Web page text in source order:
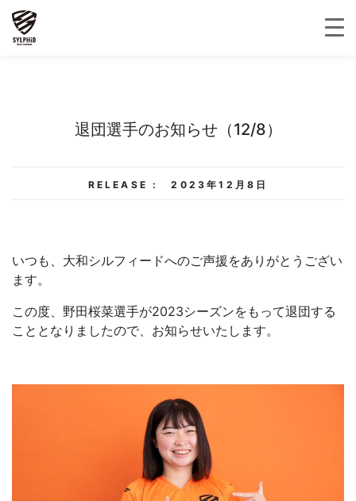
退団選手のお知らせ（12/8）
RELEASE : 2023年12月8日
いつも、大和シルフィードへのご声援をありがとうござい
ます。
この度、野田桜菜選手が2023シーズンをもって退団する
こととなりましたので、お知らせいたします。